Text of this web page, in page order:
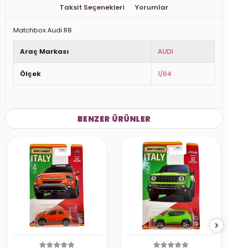
Taksit Seçenekleri Yorumlar
Matchbox Audi R8
Araç Markası AUDI
Ölçek 1/64
BENZER ÜRÜNLER